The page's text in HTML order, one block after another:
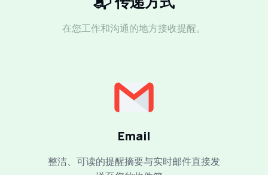
在您工作和沟通的地方接收提醒。
Email
整洁、可读的提醒摘要与实时邮件直接发